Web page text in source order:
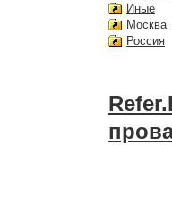
Иные
Москва
Россия